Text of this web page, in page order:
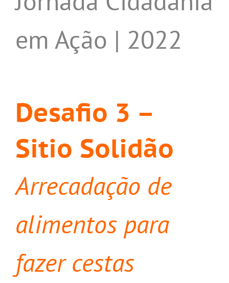
em Ação | 2022
Desafio 3 –
Sitio Solidão
Arrecadação de
alimentos para
fazer cestas